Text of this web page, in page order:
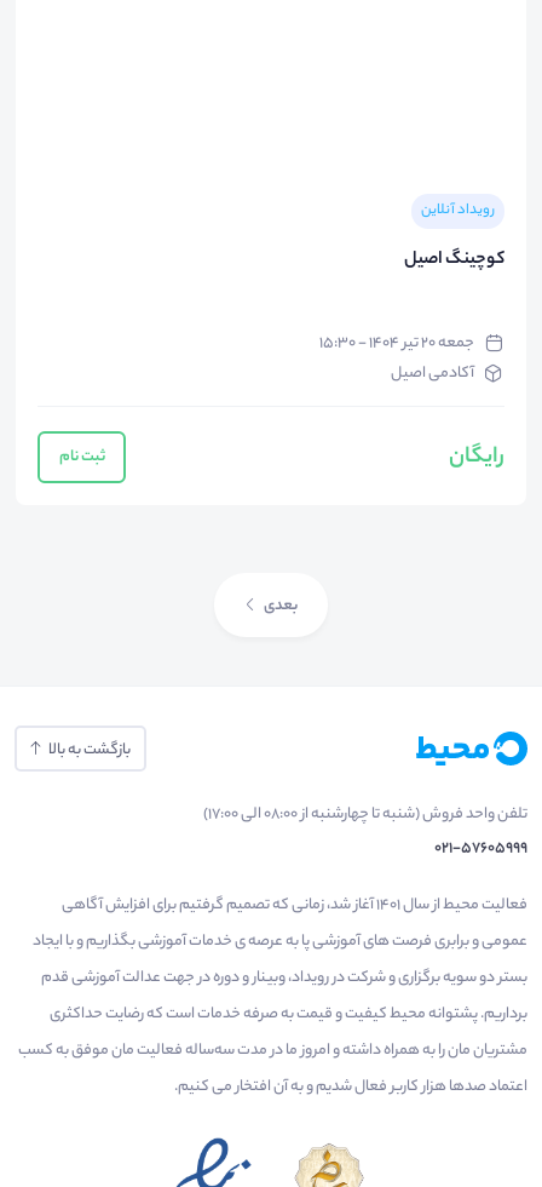
رویداد آنلاین
کوچینگ اصیل
جمعه ۲۰ تیر ۱۴۰۴ - ۱۵:۳۰
آکادمی اصیل
رایگان ثبت نام
بعدی
بازگشت به بالا
تلفن واحد فروش (شنبه تا چهارشنبه از 08:00 الی 17:00)
021-57605999
فعالیت محیط از سال 1401 آغاز شد، زمانی که تصمیم گرفتیم برای افزایش آگاهی
عمومی و برابری فرصت های آموزشی پا به عرصه ی خدمات آموزشی بگذاریم و با ایجاد
بستر دو سویه برگزاری و شرکت در رویداد، وبینار و دوره در جهت عدالت آموزشی قدم
برداریم. پشتوانه محیط کیفیت و قیمت به صرفه خدمات است که رضایت حداکثری
مشتریان مان را به همراه داشته و امروز ما در مدت سه‌ساله فعالیت مان موفق به کسب
اعتماد صدها هزار کاربر فعال شدیم و به آن افتخار می‌ کنیم.